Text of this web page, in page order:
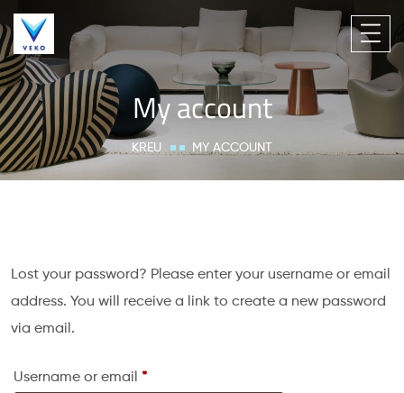
My account
KREU MY ACCOUNT
Lost your password? Please enter your username or email
address. You will receive a link to create a new password
via email.
Username or email *